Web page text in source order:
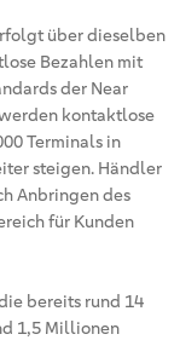
über dieselben
Bezahlen mit
der Near
kontaktlose
Terminals in
steigen. Händler
Anbringen des
für Kunden
bereits rund 14
1,5 Millionen